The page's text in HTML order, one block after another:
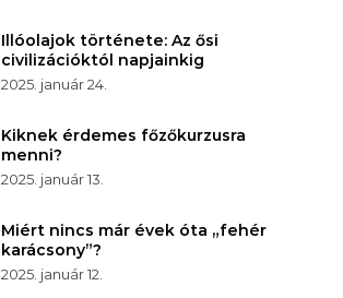
Illóolajok története: Az ősi
civilizációktól napjainkig
2025. január 24.
Kiknek érdemes főzőkurzusra
menni?
2025. január 13.
Miért nincs már évek óta „fehér
karácsony”?
2025. január 12.